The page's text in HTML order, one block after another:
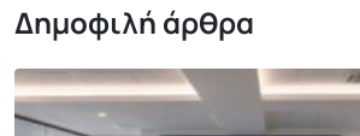
Δημοφιλή άρθρα